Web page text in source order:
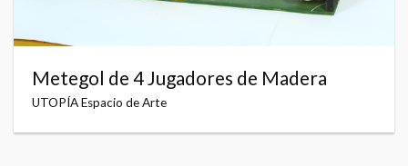
Metegol de 4 Jugadores de Madera
UTOPÍA Espacio de Arte